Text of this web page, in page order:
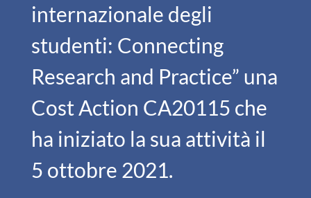
internazionale degli
studenti: Connecting
Research and Practice” una
Cost Action CA20115 che
ha iniziato la sua attività il
5 ottobre 2021.